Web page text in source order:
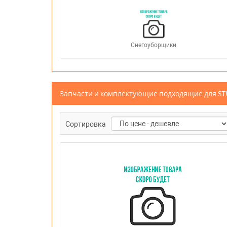
Снегоуборщики
Запчасти и комплектующие подходящие для
Сортировка